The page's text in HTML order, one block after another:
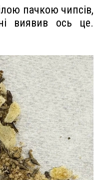
пачкою чипсів,
виявив ось це.